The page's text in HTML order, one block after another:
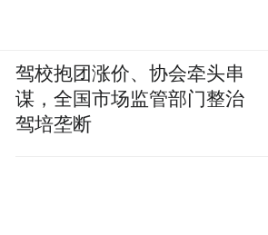
驾校抱团涨价、协会牵头串
谋，全国市场监管部门整治
驾培垄断